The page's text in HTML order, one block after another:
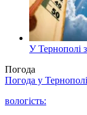
У Тернополі
Погода
Погода у Тернополі
вологість: